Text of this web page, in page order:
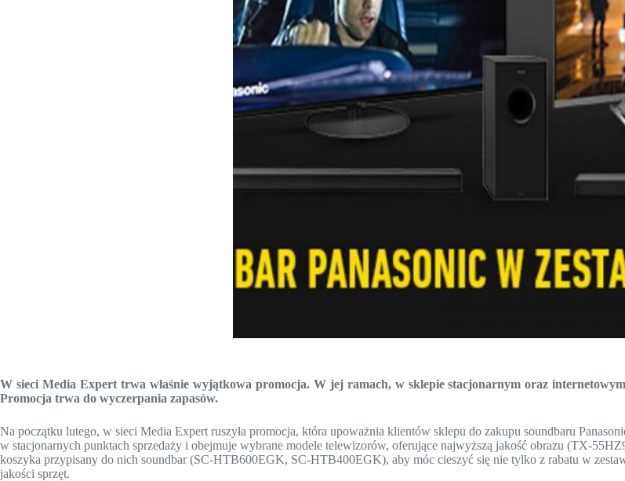
W sieci Media Expert trwa właśnie wyjątkowa promocja. W jej ramach, w sklepie stacjonarnym oraz
Promocja trwa do wyczerpania zapasów.
Na początku lutego, w sieci Media Expert ruszyła promocja, która upoważnia klientów sklepu do zakupu soundbaru
w stacjonarnych punktach sprzedaży i obejmuje wybrane modele telewizorów, oferujące najwyższą jakość obrazu (TX-
koszyka przypisany do nich soundbar (SC-HTB600EGK, SC-HTB400EGK), aby móc cieszyć się nie tylko z rabatu w
jakości sprzęt.